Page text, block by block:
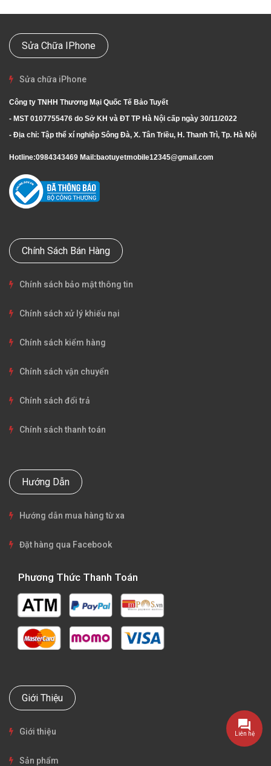
Sửa Chữa IPhone
Sửa chữa iPhone
Công ty TNHH Thương Mại Quốc Tế Bảo Tuyết
- MST 0107755476 do Sở KH và ĐT TP Hà Nội cấp ngày 30/11/2022
- Địa chỉ: Tập thể xí nghiệp Sông Đà, X. Tân Triều, H. Thanh Trì, Tp. Hà Nội
Hotline:0984343469 Mail:baotuyetmobile12345@gmail.com
Chính Sách Bán Hàng
Chính sách bảo mật thông tin
Chính sách xử lý khiếu nại
Chính sách kiểm hàng
Chính sách vận chuyển
Chính sách đổi trả
Chính sách thanh toán
Hướng Dẫn
Hướng dẫn mua hàng từ xa
Đặt hàng qua Facebook
Phương Thức Thanh Toán
Giới Thiệu
Giới thiệu
Sản phẩm
Liên hệ